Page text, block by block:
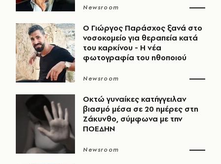
Newsroom
O Γιώργος Παράσχος ξανά στο
νοσοκομείο για θεραπεία κατά
του καρκίνου - Η νέα
φωτογραφία του ηθοποιού
Newsroom
Οκτώ γυναίκες κατήγγειλαν
βιασμό μέσα σε 20 ημέρες στη
Ζάκυνθο, σύμφωνα με την
ΠΟΕΔΗΝ
Newsroom